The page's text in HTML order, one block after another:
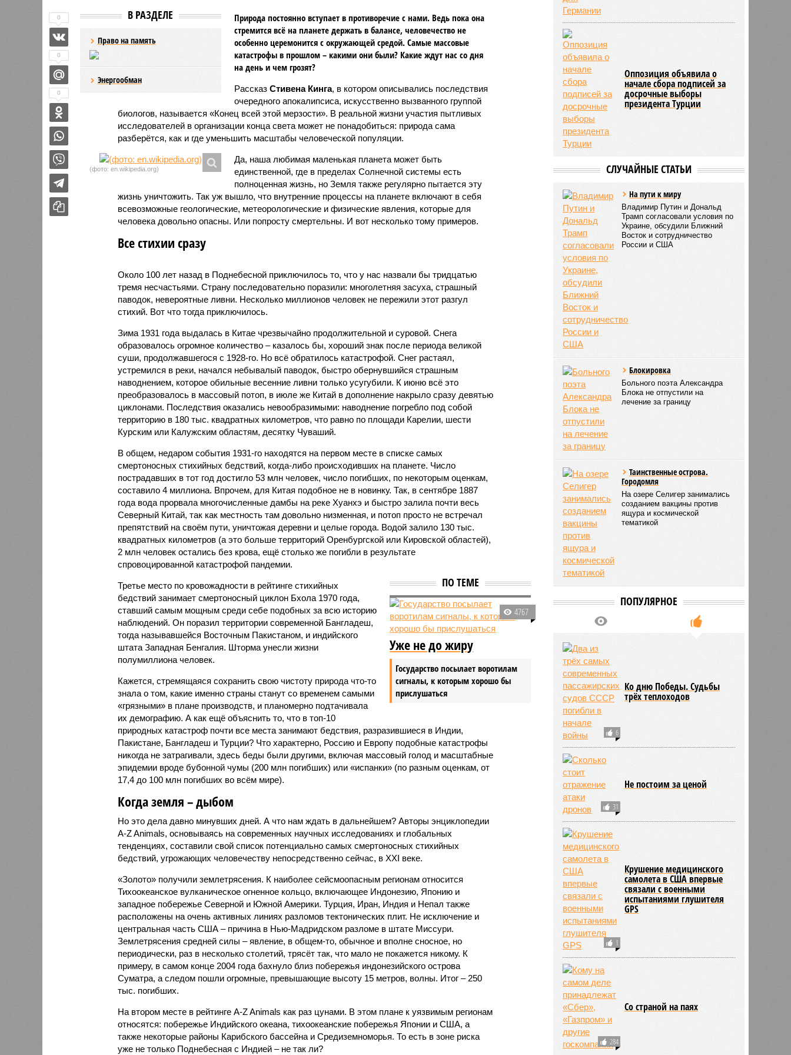
В РАЗДЕЛЕ
Право на память
Энергообман
Природа постоянно вступает в противоречие с нами. Ведь пока она
стремится всё на планете держать в балансе, человечество не
особенно церемонится с окружающей средой. Самые массовые
катастрофы в прошлом – какими они были? Какие ждут нас со дня
на день и чем грозят?
Рассказ Стивена Кинга, в котором описывались последствия
очередного апокалипсиса, искусственно вызванного группой
биологов, называется «Конец всей этой мерзости». В реальной жизни участия пытливых
исследователей в организации конца света может не понадобиться: природа сама
разберётся, как и где уменьшить масштабы человеческой популяции.
(фото: en.wikipedia.org)
Да, наша любимая маленькая планета может быть
единственной, где в пределах Солнечной системы есть
полноценная жизнь, но Земля также регулярно пытается эту
жизнь уничтожить. Так уж вышло, что внутренние процессы на планете включают в себя
всевозможные геологические, метеорологические и физические явления, которые для
человека довольно опасны. Или попросту смертельны. И вот несколько тому примеров.
Все стихии сразу
Около 100 лет назад в Поднебесной приключилось то, что у нас назвали бы тридцатью
тремя несчастьями. Страну последовательно поразили: многолетняя засуха, страшный
паводок, невероятные ливни. Несколько миллионов человек не пережили этот разгул
стихий. Вот что тогда приключилось.
Зима 1931 года выдалась в Китае чрезвычайно продолжительной и суровой. Снега
образовалось огромное количество – казалось бы, хороший знак после периода великой
суши, продолжавшегося с 1928-го. Но всё обратилось катастрофой. Снег растаял,
устремился в реки, начался небывалый паводок, быстро обернувшийся страшным
наводнением, которое обильные весенние ливни только усугубили. К июню всё это
преобразовалось в массовый потоп, в июле же Китай в дополнение накрыло сразу девятью
циклонами. Последствия оказались невообразимыми: наводнение погребло под собой
территорию в 180 тыс. квадратных километров, что равно по площади Карелии, шести
Курским или Калужским областям, десятку Чуваший.
В общем, недаром события 1931-го находятся на первом месте в списке самых
смертоносных стихийных бедствий, когда-либо происходивших на планете. Число
пострадавших в тот год достигло 53 млн человек, число погибших, по некоторым оценкам,
составило 4 миллиона. Впрочем, для Китая подобное не в новинку. Так, в сентябре 1887
года вода прорвала многочисленные дамбы на реке Хуанхэ и быстро залила почти весь
Северный Китай, так как местность там довольно низменная, и потоп просто не встречал
препятствий на своём пути, уничтожая деревни и целые города. Водой залило 130 тыс.
квадратных километров (а это больше территорий Оренбургской или Кировской областей),
2 млн человек остались без крова, ещё столько же погибли в результате
спровоцированной катастрофой пандемии.
ПО ТЕМЕ
4767
Уже не до жиру
Государство посылает воротилам
сигналы, к которым хорошо бы
прислушаться
Третье место по кровожадности в рейтинге стихийных
бедствий занимает смертоносный циклон Бхола 1970 года,
ставший самым мощным среди себе подобных за всю историю
наблюдений. Он поразил территории современной Бангладеш,
тогда называвшейся Восточным Пакистаном, и индийского
штата Западная Бенгалия. Шторма унесли жизни
полумиллиона человек.
Кажется, стремящаяся сохранить свою чистоту природа что-то
знала о том, какие именно страны станут со временем самыми
«грязными» в плане производств, и планомерно подтачивала
их демографию. А как ещё объяснить то, что в топ-10
природных катастроф почти все места занимают бедствия, разразившиеся в Индии,
Пакистане, Бангладеш и Турции? Что характерно, Россию и Европу подобные катастрофы
никогда не затрагивали, здесь беды были другими, включая массовый голод и масштабные
эпидемии вроде бубонной чумы (200 млн погибших) или «испанки» (по разным оценкам, от
17,4 до 100 млн погибших во всём мире).
Когда земля – дыбом
Но это дела давно минувших дней. А что нам ждать в дальнейшем? Авторы энциклопедии
A-Z Animals, основываясь на современных научных исследованиях и глобальных
тенденциях, составили свой список потенциально самых смертоносных стихийных
бедствий, угрожающих человечеству непосредственно сейчас, в XXI веке.
«Золото» получили землетрясения. К наиболее сейсмоопасным регионам относится
Тихоокеанское вулканическое огненное кольцо, включающее Индонезию, Японию и
западное побережье Северной и Южной Америки. Турция, Иран, Индия и Непал также
расположены на очень активных линиях разломов тектонических плит. Не исключение и
центральная часть США – причина в Нью-Мадридском разломе в штате Миссури.
Землетрясения средней силы – явление, в общем-то, обычное и вполне сносное, но
периодически, раз в несколько столетий, трясёт так, что мало не покажется никому. К
примеру, в самом конце 2004 года бахнуло близ побережья индонезийского острова
Суматра, а следом пошли огромные, превышающие высоту 15 метров, волны. Итог – 250
тыс. погибших.
На втором месте в рейтинге A-Z Animals как раз цунами. В этом плане к уязвимым регионам
относятся: побережье Индийского океана, тихо­океанские побережья Японии и США, а
также некоторые районы Карибского бассейна и Средиземноморья. То есть в зоне риска
уже не только Поднебесная с Индией – не так ли?
0
0
0
Оппозиция объявила о
начале сбора подписей за
досрочные выборы
президента Турции
СЛУЧАЙНЫЕ СТАТЬИ
На пути к миру
Владимир Путин и Дональд
Трамп согласовали условия по
Украине, обсудили Ближний
Восток и сотрудничество
России и США
Блокировка
Больного поэта Александра
Блока не отпустили на
лечение за границу
Таинственные острова.
Городомля
На озере Селигер занимались
созданием вакцины против
ящура и космической
тематикой
ПОПУЛЯРНОЕ
6
Ко дню Победы. Судьбы
трёх теплоходов
31
Не постоим за ценой
1
Крушение медицинского
самолета в США впервые
связали с военными
испытаниями глушителя
GPS
284
Со страной на паях